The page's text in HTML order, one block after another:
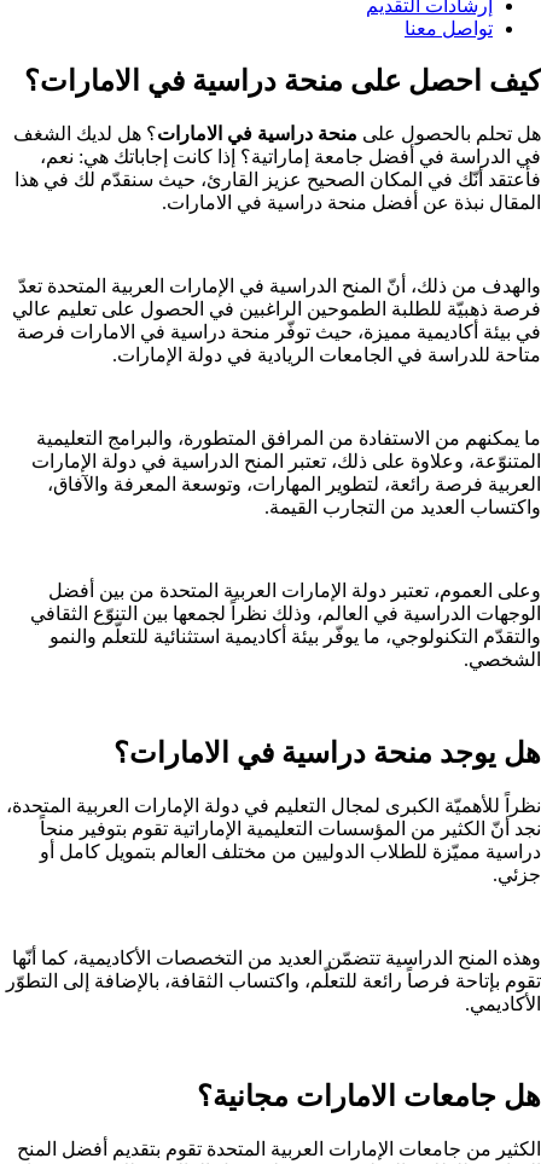
إرشادات التقديم
تواصل معنا
كيف احصل على منحة دراسية في الامارات؟
هل تحلم بالحصول على منحة دراسية في الامارات؟ هل لديك الشغف
في الدراسة في أفضل جامعة إماراتية؟ إذا كانت إجاباتك هي: نعم،
فأعتقد أنّك في المكان الصحيح عزيز القارئ، حيث سنقدّم لك في هذا
المقال نبذة عن أفضل منحة دراسية في الامارات.
والهدف من ذلك، أنّ المنح الدراسية في الإمارات العربية المتحدة تعدّ
فرصة ذهبيّة للطلبة الطموحين الراغبين في الحصول على تعليم عالي
في بيئة أكاديمية مميزة، حيث توفّر منحة دراسية في الامارات فرصة
متاحة للدراسة في الجامعات الريادية في دولة الإمارات.
ما يمكنهم من الاستفادة من المرافق المتطورة، والبرامج التعليمية
المتنوّعة، وعلاوة على ذلك، تعتبر المنح الدراسية في دولة الإمارات
العربية فرصة رائعة، لتطوير المهارات، وتوسعة المعرفة والآفاق،
واكتساب العديد من التجارب القيمة.
وعلى العموم، تعتبر دولة الإمارات العربية المتحدة من بين أفضل
الوجهات الدراسية في العالم، وذلك نظراً لجمعها بين التنوّع الثقافي
والتقدّم التكنولوجي، ما يوفّر بيئة أكاديمية استثنائية للتعلّم والنمو
الشخصي.
هل يوجد منحة دراسية في الامارات؟
نظراً للأهميّة الكبرى لمجال التعليم في دولة الإمارات العربية المتحدة،
نجد أنّ الكثير من المؤسسات التعليمية الإماراتية تقوم بتوفير منحاً
دراسية مميّزة للطلاب الدوليين من مختلف العالم بتمويل كامل أو
جزئي.
وهذه المنح الدراسية تتضمّن العديد من التخصصات الأكاديمية، كما أنّها
تقوم بإتاحة فرصاً رائعة للتعلّم، واكتساب الثقافة، بالإضافة إلى التطوّر
الأكاديمي.
هل جامعات الامارات مجانية؟
الكثير من جامعات الإمارات العربية المتحدة تقوم بتقديم أفضل المنح